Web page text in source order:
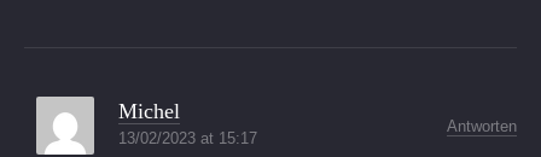
Michel
13/02/2023 at 15:17
Antworten